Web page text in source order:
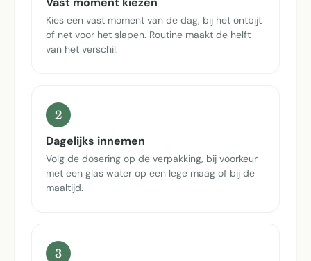
Kies een vast moment van de dag, bij het ontbijt
of net voor het slapen. Routine maakt de helft
van het verschil.
2
Dagelijks innemen
Volg de dosering op de verpakking, bij voorkeur
met een glas water op een lege maag of bij de
maaltijd.
3